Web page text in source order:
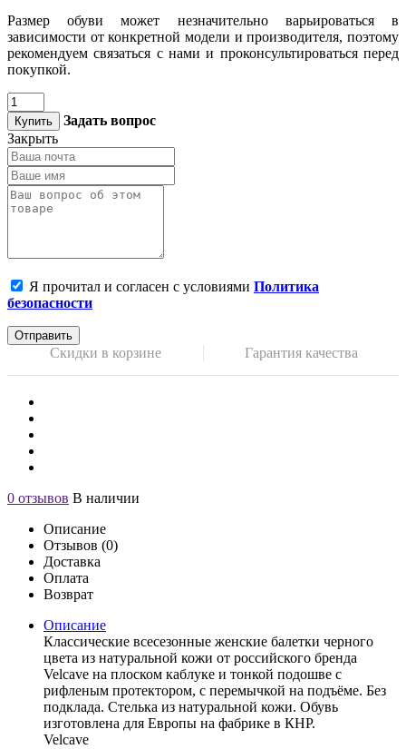
Размер обуви может незначительно варьироваться в
зависимости от конкретной модели и производителя, поэтому
рекомендуем связаться с нами и проконсультироваться перед
покупкой.
Купить
Задать вопрос
Закрыть
Я прочитал и согласен с условиями Политика
безопасности
Отправить
Скидки в корзине Гарантия качества
0 отзывов В наличии
Описание
Отзывов (0)
Доставка
Оплата
Возврат
Описание
Классические всесезонные женские балетки черного
цвета из натуральной кожи от российского бренда
Velcave на плоском каблуке и тонкой подошве с
рифленым протектором, с перемычкой на подъёме. Без
подклада. Стелька из натуральной кожи. Обувь
изготовлена для Европы на фабрике в КНР.
Velcave